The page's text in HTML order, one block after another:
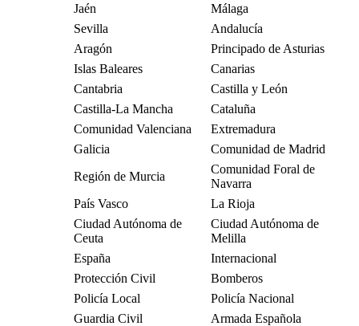
Jaén
Málaga
Sevilla
Andalucía
Aragón
Principado de Asturias
Islas Baleares
Canarias
Cantabria
Castilla y León
Castilla-La Mancha
Cataluña
Comunidad Valenciana
Extremadura
Galicia
Comunidad de Madrid
Región de Murcia
Comunidad Foral de
Navarra
País Vasco
La Rioja
Ciudad Autónoma de
Ceuta
Ciudad Autónoma de
Melilla
España
Internacional
Protección Civil
Bomberos
Policía Local
Policía Nacional
Guardia Civil
Armada Española